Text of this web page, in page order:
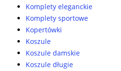
Komplety eleganckie
Komplety sportowe
Kopertówki
Koszule
Koszule damskie
Koszule długie